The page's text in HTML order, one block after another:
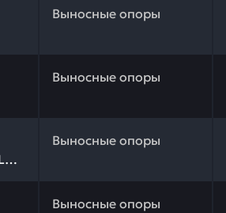
Выносные опоры
Выносные опоры
Trigger JOHN DEERE
Выносные опоры
Полуось передняя
Выносные опоры
Подножка правая 2